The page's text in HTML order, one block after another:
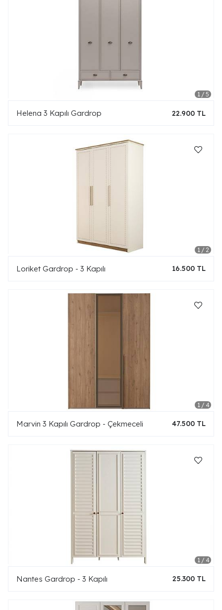
Helena 3 Kapılı Gardrop 22.900 TL
Loriket Gardrop - 3 Kapılı 16.500 TL
Marvin 3 Kapılı Gardrop - Çekmeceli 47.500 TL
Nantes Gardrop - 3 Kapılı 25.300 TL